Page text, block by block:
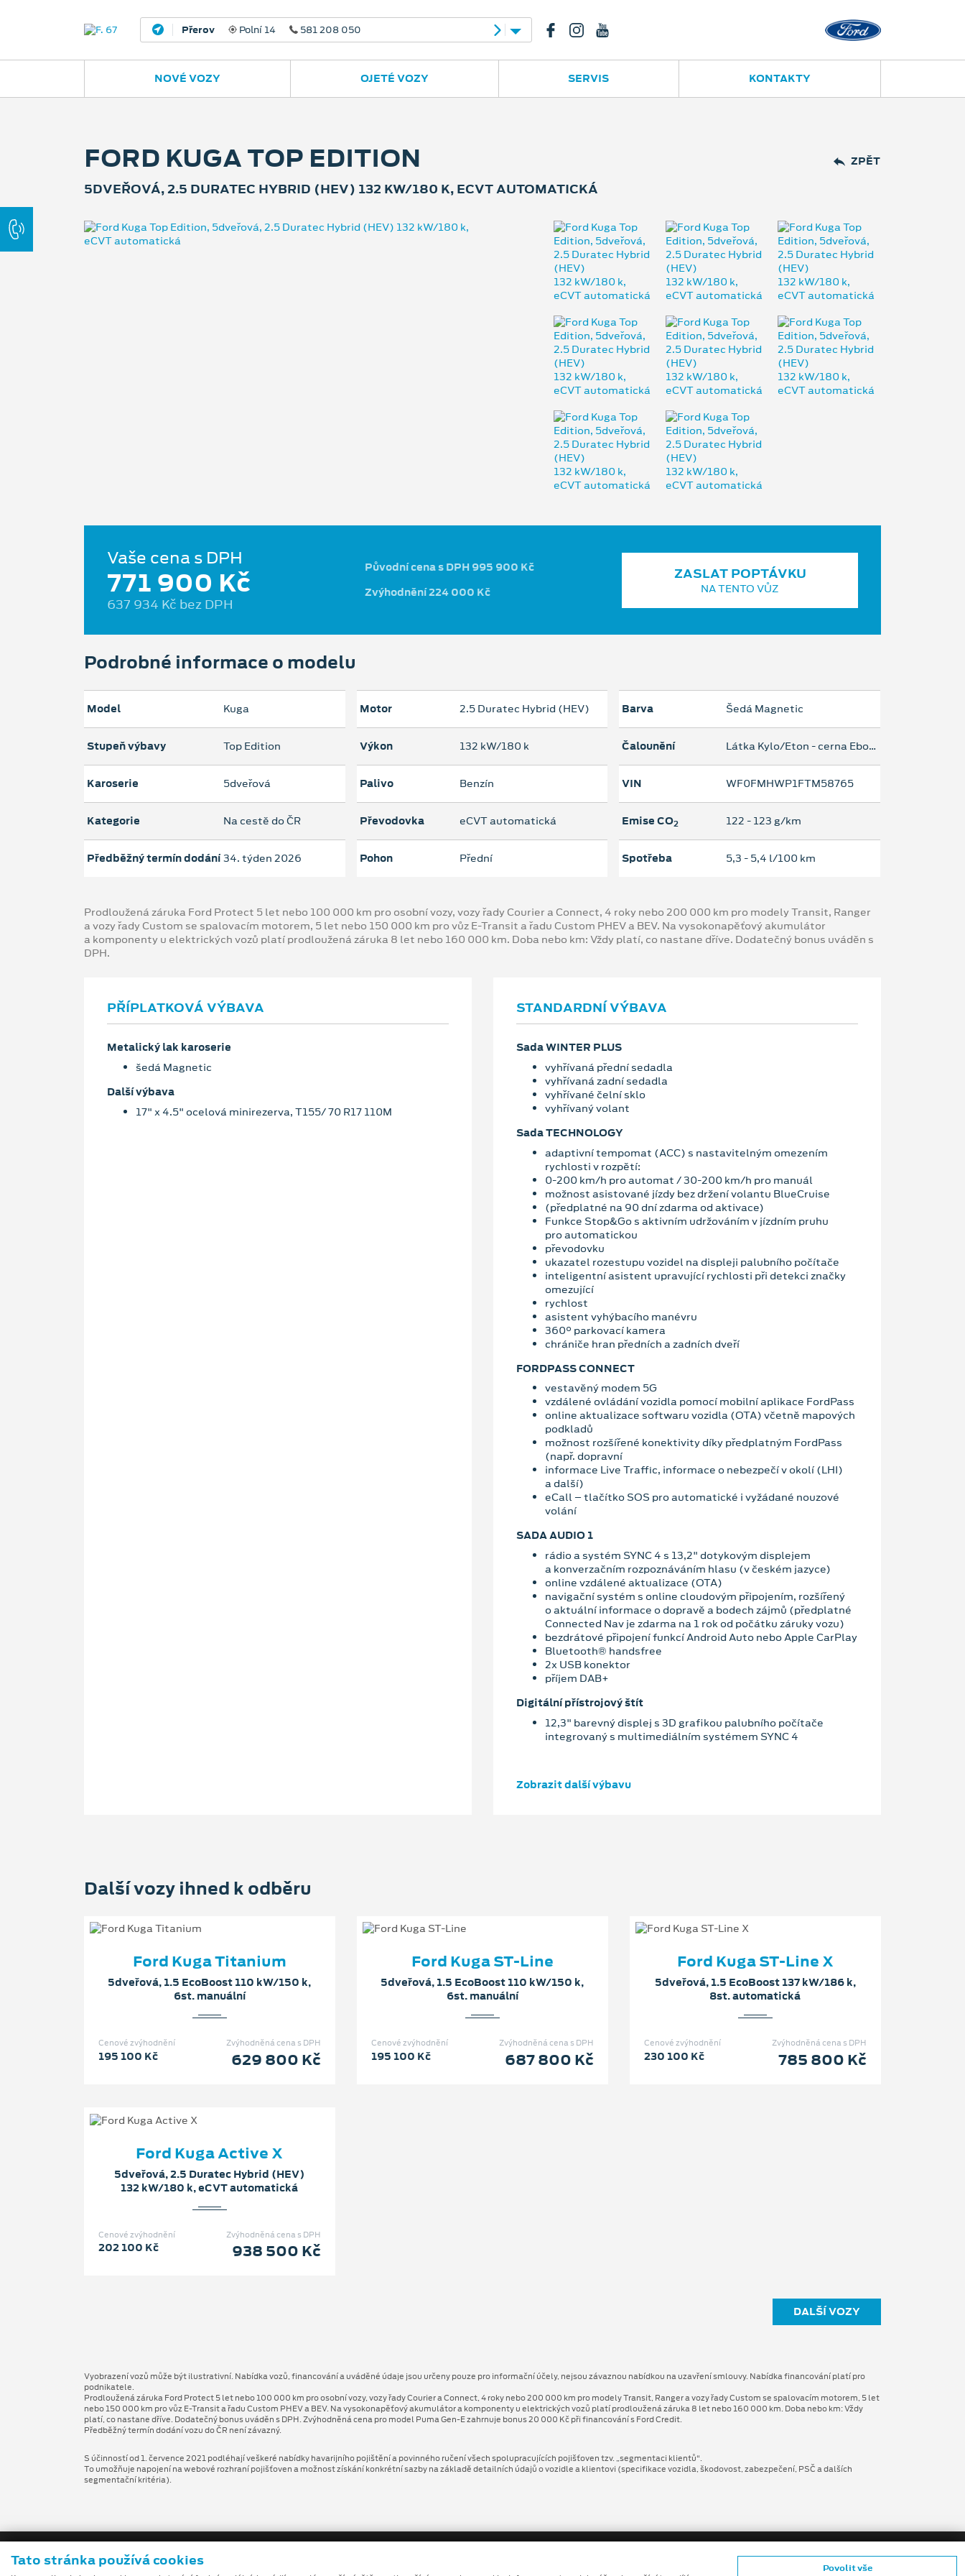
Nový Jičín Jugoslávská 23 556 702 395 Polní 14
NOVÉ VOZY OJETÉ VOZY SERVIS KONTAKTY
ZPĚT
FORD KUGA TOP EDITION
5DVEŘOVÁ, 2.5 DURATEC HYBRID (HEV) 132 KW/180 K, ECVT AUTOMATICKÁ
Vaše cena s DPH
771 900 Kč
637 934 Kč bez DPH
Původní cena s DPH 995 900 Kč
Zvýhodnění 224 000 Kč
ZASLAT POPTÁVKU
NA TENTO VŮZ
Podrobné informace o modelu
Model Kuga
Stupeň výbavy Top Edition
Karoserie 5dveřová
Kategorie Na cestě do ČR
Předběžný termín dodání 34. týden 2026
Motor 2.5 Duratec Hybrid (HEV)
Výkon 132 kW/180 k
Palivo Benzín
Převodovka eCVT automatická
Pohon Přední
Barva Šedá Magnetic
Čalounění Látka Kylo/Eton - cerna Ebony
VIN WF0FMHWP1FTM58765
Emise CO2 122 ‐ 123 g/km
Spotřeba 5,3 ‐ 5,4 l/100 km
Prodloužená záruka Ford Protect 5 let nebo 100 000 km pro osobní vozy, vozy řady Courier a Connect, 4 roky nebo 200 000 km pro modely Transit, Ranger
a vozy řady Custom se spalovacím motorem, 5 let nebo 150 000 km pro vůz E-Transit a řadu Custom PHEV a BEV. Na vysokonapěťový akumulátor
a komponenty u elektrických vozů platí prodloužená záruka 8 let nebo 160 000 km. Doba nebo km: Vždy platí, co nastane dříve. Dodatečný bonus uváděn s
DPH.
PŘÍPLATKOVÁ VÝBAVA
Metalický lak karoserie
šedá Magnetic
Další výbava
17" x 4.5" ocelová minirezerva, T155/ 70 R17 110M
STANDARDNÍ VÝBAVA
Sada WINTER PLUS
vyhřívaná přední sedadla
vyhřívaná zadní sedadla
vyhřívané čelní sklo
vyhřívaný volant
Sada TECHNOLOGY
adaptivní tempomat (ACC) s nastavitelným omezením
rychlosti v rozpětí:
0-200 km/h pro automat / 30-200 km/h pro manuál
možnost asistované jízdy bez držení volantu BlueCruise
(předplatné na 90 dní zdarma od aktivace)
Funkce Stop&Go s aktivním udržováním v jízdním pruhu
pro automatickou
převodovku
ukazatel rozestupu vozidel na displeji palubního počítače
inteligentní asistent upravující rychlosti při detekci značky
omezující
rychlost
asistent vyhýbacího manévru
360° parkovací kamera
chrániče hran předních a zadních dveří
FORDPASS CONNECT
vestavěný modem 5G
vzdálené ovládání vozidla pomocí mobilní aplikace FordPass
online aktualizace softwaru vozidla (OTA) včetně mapových
podkladů
možnost rozšířené konektivity díky předplatným FordPass
(např. dopravní
informace Live Traffic, informace o nebezpečí v okolí (LHI)
a další)
eCall – tlačítko SOS pro automatické i vyžádané nouzové
volání
SADA AUDIO 1
rádio a systém SYNC 4 s 13,2" dotykovým displejem
a konverzačním rozpoznáváním hlasu (v českém jazyce)
online vzdálené aktualizace (OTA)
navigační systém s online cloudovým připojením, rozšířený
o aktuální informace o dopravě a bodech zájmů (předplatné
Connected Nav je zdarma na 1 rok od počátku záruky vozu)
bezdrátové připojení funkcí Android Auto nebo Apple CarPlay
Bluetooth® handsfree
2x USB konektor
příjem DAB+
Digitální přístrojový štít
12,3" barevný displej s 3D grafikou palubního počítače
integrovaný s multimediálním systémem SYNC 4
Zobrazit další výbavu
Další vozy ihned k odběru
Ford Kuga Titanium
5dveřová, 1.5 EcoBoost 110 kW/150 k,
6st. manuální
Zvýhodněná cena s DPH
629 800 Kč
Cenové zvýhodnění
195 100 Kč
Ford Kuga ST-Line
5dveřová, 1.5 EcoBoost 110 kW/150 k,
6st. manuální
Zvýhodněná cena s DPH
687 800 Kč
Cenové zvýhodnění
195 100 Kč
Ford Kuga ST-Line X
5dveřová, 1.5 EcoBoost 137 kW/186 k,
8st. automatická
Zvýhodněná cena s DPH
785 800 Kč
Cenové zvýhodnění
230 100 Kč
Ford Kuga Active X
5dveřová, 2.5 Duratec Hybrid (HEV)
132 kW/180 k, eCVT automatická
Zvýhodněná cena s DPH
938 500 Kč
Cenové zvýhodnění
202 100 Kč
DALŠÍ VOZY
Vyobrazení vozů může být ilustrativní. Nabídka vozů, financování a uváděné údaje jsou určeny pouze pro informační účely, nejsou závaznou nabídkou na uzavření smlouvy. Nabídka financování platí pro
podnikatele.
Prodloužená záruka Ford Protect 5 let nebo 100 000 km pro osobní vozy, vozy řady Courier a Connect, 4 roky nebo 200 000 km pro modely Transit, Ranger a vozy řady Custom se spalovacím motorem, 5 let
nebo 150 000 km pro vůz E-Transit a řadu Custom PHEV a BEV. Na vysokonapěťový akumulátor a komponenty u elektrických vozů platí prodloužená záruka 8 let nebo 160 000 km. Doba nebo km: Vždy
platí, co nastane dříve. Dodatečný bonus uváděn s DPH. Zvýhodněná cena pro model Puma Gen⁠-⁠E zahrnuje bonus 20 000 Kč při financování s Ford Credit.
Předběžný termín dodání vozu do ČR není závazný.
S účinností od 1. července 2021 podléhají veškeré nabídky havarijního pojištění a povinného ručení všech spolupracujících pojišťoven tzv. „segmentaci klientů“.
To umožňuje napojení na webové rozhraní pojišťoven a možnost získání konkrétní sazby na základě detailních údajů o vozidle a klientovi (specifikace vozidla, škodovost, zabezpečení, PSČ a dalších
segmentační kritéria).
Tato stránka používá cookies Povolit vše